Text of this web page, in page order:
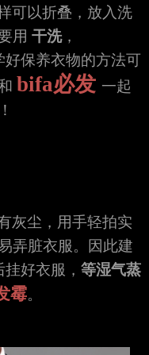
可以折叠，放入洗
用 干洗，
养衣物的方法可
bifa必发 一起
灰尘，用手轻拍实
弄脏衣服。因此建
好衣服， 等湿气蒸
霉。